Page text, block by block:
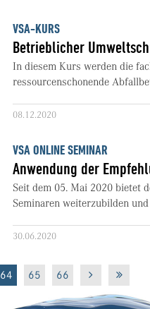
VSA-KURS
Betrieblicher
In diesem Kurs werden die
ressourcenschonende
08.12.2020
VSA ONLINE SEMINAR
Anwendung der
Seit dem 05. Mai 2020 bietet
Seminaren weiterzubilden
30.06.2020
64 65 66